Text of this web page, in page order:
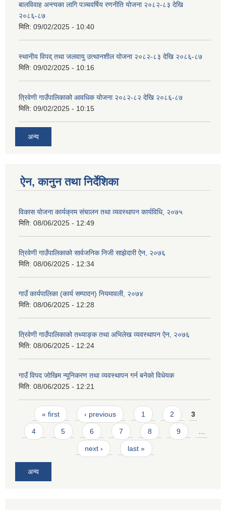
बालविवाह अन्त्यका लागि पञ्चवर्षिय रणनीति योजना २०८२-८३ देखि
२०८६-८७
मिति: 09/02/2025 - 10:40
स्थानीय विपद् तथा जलवायु उत्थानशील योजना २०८२-८३ देखि २०८६-८७
मिति: 09/02/2025 - 10:16
त्रिवेणी गाउँपालिकाको आवधिक योजना २०८२-८२ देखि २०८६-८७
मिति: 09/02/2025 - 10:15
अन्य
ऐन, कानुन तथा निर्देशिका
विकास योजना कार्यक्रम संचालन तथा व्यवस्थापन कार्यविधि, २०७५
मिति: 08/06/2025 - 12:49
त्रिवेणी गाउँपालिकाको सार्वजनिक निजी साझेदारी ऐन, २०७६
मिति: 08/06/2025 - 12:34
गाउँ कार्यपालिका (कार्य सम्पादन) नियमावली, २०७४
मिति: 08/06/2025 - 12:28
त्रिवेणी गाउँपालिकाको तथ्याङ्क तथा अभिलेख व्यवस्थापन ऐन, २०७६
मिति: 08/06/2025 - 12:24
गाउँ विपद जोखिम न्यूनिकरण तथा व्यवस्थापन गर्न बनेको विधेयक
मिति: 08/06/2025 - 12:21
Pages
« first ‹ previous 1 2 3
4 5 6 7 8 9
next › last »
अन्य